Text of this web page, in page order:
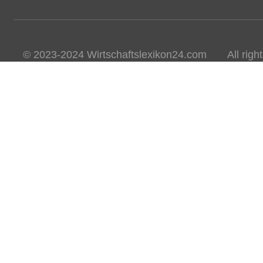
© 2023-2024 Wirtschaftslexikon24.com All